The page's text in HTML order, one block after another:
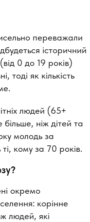
переважали
історичний
0 до 19 років)
тоді як кількість
людей (65+
ніж дітей та
молодь за
кому за 70 років.
окремо
корінне
людей, які